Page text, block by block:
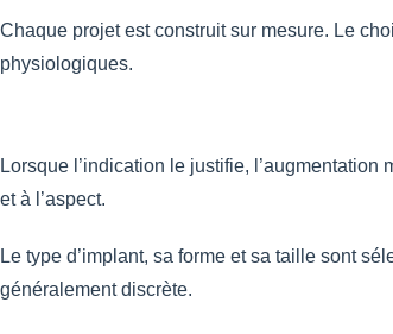
Chaque projet est construit sur mesure. Le
physiologiques.
Lorsque l’indication le justifie,
et à l’aspect.
Le type d’implant, sa forme et sa taille sont
généralement discrète.